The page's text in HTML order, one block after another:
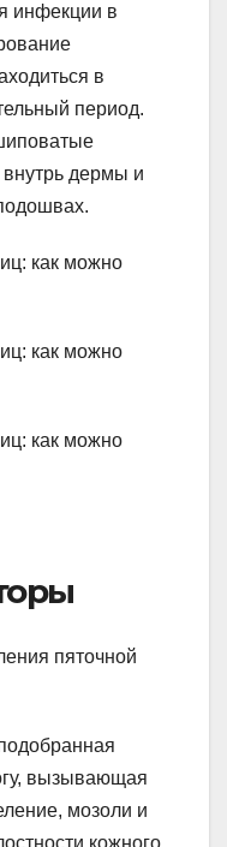
инфекции в
в
период.
внутрь дермы и
пяточной
вызывающая
мозоли и
кожного